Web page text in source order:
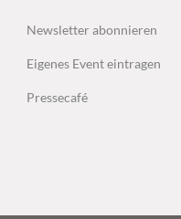
Newsletter abonnieren
Eigenes Event eintragen
Pressecafé